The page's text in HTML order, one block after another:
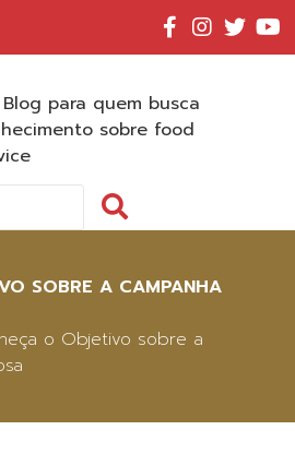
Blog para quem busca
sobre food
SOBRE A CAMPANHA
o Objetivo sobre a